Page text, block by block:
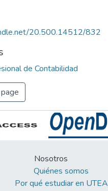
20.500.14512/832
de Contabilidad
Nosotros
Quiénes somos
Por qué estudiar en UTEA